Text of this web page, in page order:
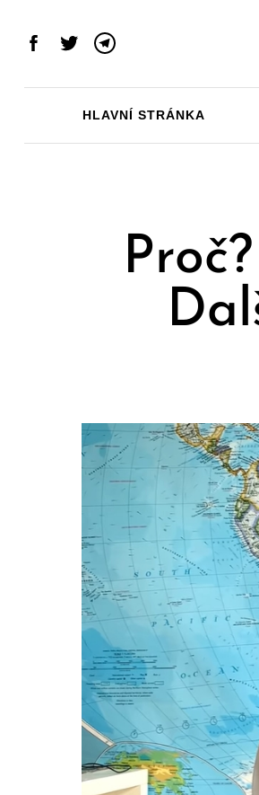
Facebook
TwitterTelegram
HLAVNÍ STRÁNKA